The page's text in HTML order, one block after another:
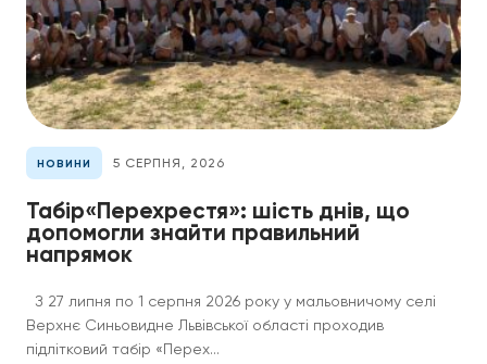
НОВИНИ 5 СЕРПНЯ, 2026
Табір«Перехрестя»: шість днів, що
допомогли знайти правильний
напрямок
З 27 липня по 1 серпня 2026 року у мальовничому селі
Верхнє Синьовидне Львівської області проходив
підлітковий табір «Перех...